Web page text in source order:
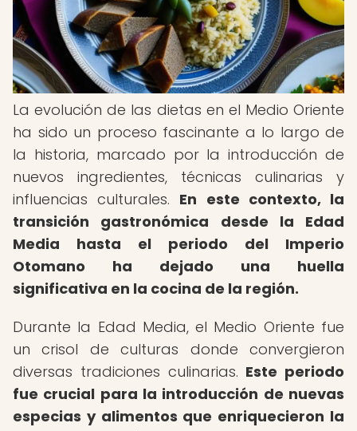
La evolución de las dietas en el Medio Oriente
ha sido un proceso fascinante a lo largo de
la historia, marcado por la introducción de
nuevos ingredientes, técnicas culinarias y
influencias culturales. En este contexto, la
transición gastronómica desde la Edad
Media hasta el periodo del Imperio
Otomano ha dejado una huella
significativa en la cocina de la región.
Durante la Edad Media, el Medio Oriente fue
un crisol de culturas donde convergieron
diversas tradiciones culinarias. Este periodo
fue crucial para la introducción de nuevas
especias y alimentos que enriquecieron la